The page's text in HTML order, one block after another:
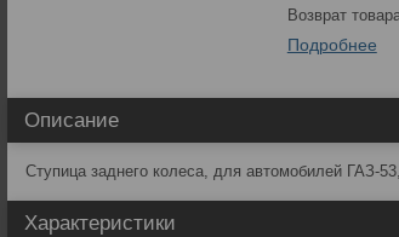
возврат
Подробнее
Описание
Ступица заднего колеса, для автомобилей ГАЗ-
Характеристики